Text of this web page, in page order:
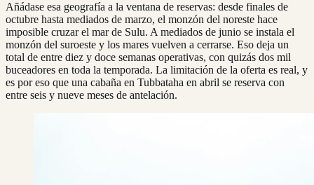
Añádase esa geografía a la ventana de reservas: desde finales de
octubre hasta mediados de marzo, el monzón del noreste hace
imposible cruzar el mar de Sulu. A mediados de junio se instala el
monzón del suroeste y los mares vuelven a cerrarse. Eso deja un
total de entre diez y doce semanas operativas, con quizás dos mil
buceadores en toda la temporada. La limitación de la oferta es real, y
es por eso que una cabaña en Tubbataha en abril se reserva con
entre seis y nueve meses de antelación.